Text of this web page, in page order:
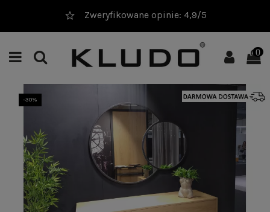
Zweryfikowane opinie: 4,9/5
0
-30%